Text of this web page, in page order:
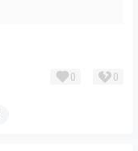
0 0